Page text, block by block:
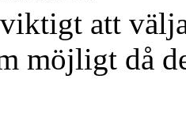
att
möjligt då